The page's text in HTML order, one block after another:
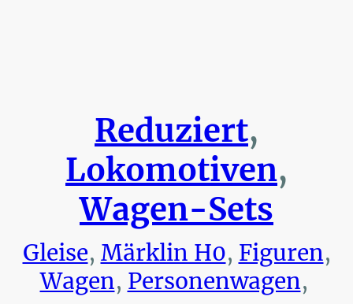
Reduziert,
Lokomotiven,
Wagen-Sets
Gleise, Märklin H0, Figuren,
Wagen, Personenwagen,